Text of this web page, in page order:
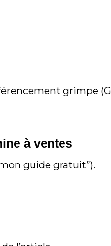
grimpe
à ventes
guide gratuit”).